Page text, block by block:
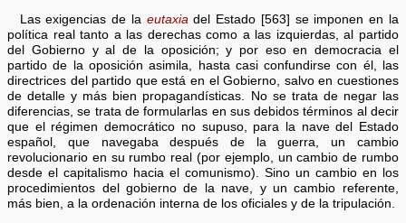
Las exigencias de la eutaxia del Estado [563] se imponen en la
política real tanto a las derechas como a las izquierdas, al partido
del Gobierno y al de la oposición; y por eso en democracia el
partido de la oposición asimila, hasta casi confundirse con él, las
directrices del partido que está en el Gobierno, salvo en cuestiones
de detalle y más bien propagandísticas. No se trata de negar las
diferencias, se trata de formularlas en sus debidos términos al decir
que el régimen democrático no supuso, para la nave del Estado
español, que navegaba después de la guerra, un cambio
revolucionario en su rumbo real (por ejemplo, un cambio de rumbo
desde el capitalismo hacia el comunismo). Sino un cambio en los
procedimientos del gobierno de la nave, y un cambio referente,
más bien, a la ordenación interna de los oficiales y de la tripulación.